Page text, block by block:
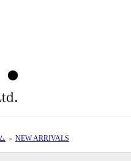
＞ NEW ARRIVALS